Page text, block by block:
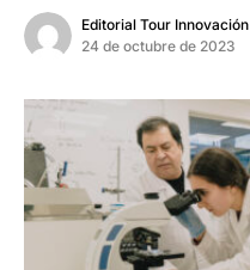
Editorial Tour Innovación
24 de octubre de 2023